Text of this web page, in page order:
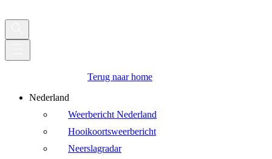
Terug naar home
Nederland
Weerbericht Nederland
Hooikoortsweerbericht
Neerslagradar